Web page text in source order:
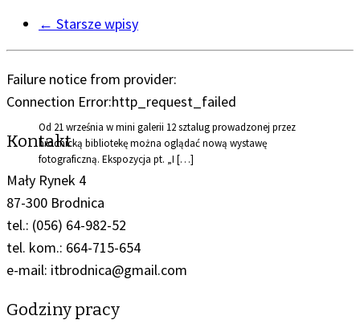
Od 21 września w mini galerii 12 sztalug prowadzonej przez
brodnicką bibliotekę można oglądać nową wystawę
fotograficzną. Ekspozycja pt. „I […]
← Starsze wpisy
Failure notice from provider:
Connection Error:http_request_failed
Kontakt
Mały Rynek 4
87-300 Brodnica
tel.: (056) 64-982-52
tel. kom.: 664-715-654
e-mail: itbrodnica@gmail.com
Godziny pracy